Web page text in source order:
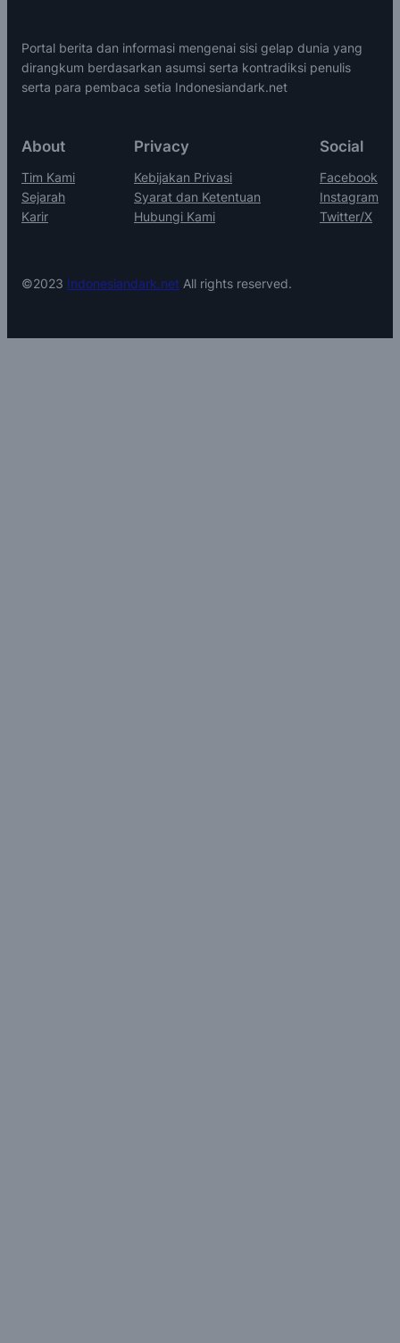
Portal berita dan informasi mengenai sisi gelap dunia yang
dirangkum berdasarkan asumsi serta kontradiksi penulis
serta para pembaca setia Indonesiandark.net
About
Tim Kami
Sejarah
Karir
Privacy
Kebijakan Privasi
Syarat dan Ketentuan
Hubungi Kami
Social
Facebook
Instagram
Twitter/X
©2023 Indonesiandark.net All rights reserved.